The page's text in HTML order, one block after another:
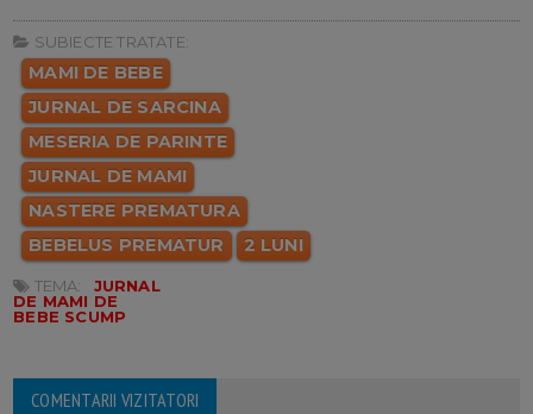
SUBIECTE TRATATE:
MAMI DE BEBE
JURNAL DE SARCINA
MESERIA DE PARINTE
JURNAL DE MAMI
NASTERE PREMATURA
BEBELUS PREMATUR
2 LUNI
TEMA:
JURNAL
DE MAMI DE
BEBE SCUMP
COMENTARII VIZITATORI